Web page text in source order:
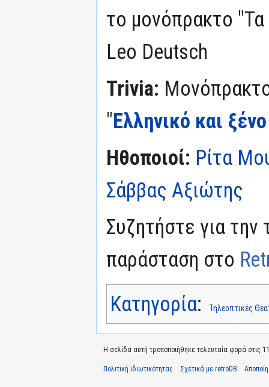
το μονόπρακτο
Leo Deutsch
Trivia:
"Ελληνικό και
Ηθοποιοί: Ρίτα
Σάββας Αξιώτης
Συζητήστε για την
παράσταση στο
Κατηγορία: Τηλεοπτικές
Η σελίδα αυτή τροποποιήθηκε τελευταία φορά στις
Πολιτική ιδιωτικότητας Σχετικά με retroDB